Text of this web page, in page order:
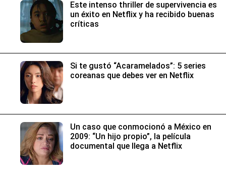
Este intenso thriller de supervivencia es
un éxito en Netflix y ha recibido buenas
críticas
Si te gustó “Acaramelados”: 5 series
coreanas que debes ver en Netflix
Un caso que conmocionó a México en
2009: “Un hijo propio”, la película
documental que llega a Netflix